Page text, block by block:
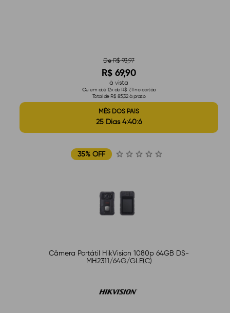
De R$ 93,97
R$ 69,90
à vista
Ou em até 12x de R$ 7,11 no cartão
Total de R$ 85,32 à prazo
MÊS DOS PAIS
25 Dias 4:40:5
35% OFF
Câmera Portátil HikVision 1080p 64GB DS-
MH2311/64G/GLE(C)